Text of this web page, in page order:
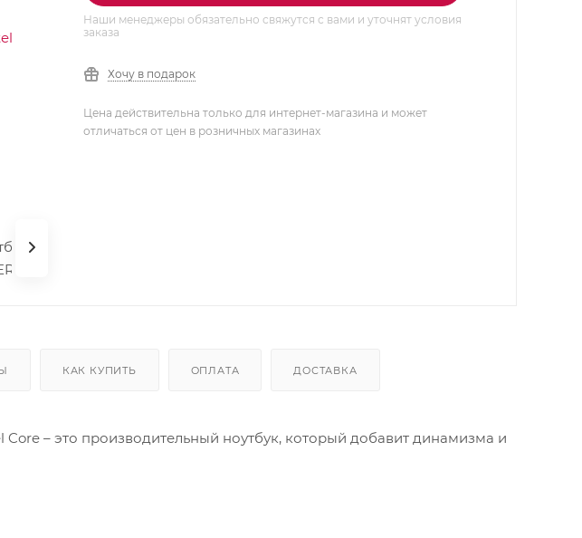
Наши менеджеры обязательно свяжутся с вами и уточнят условия
заказа
Хочу в подарок
Цена действительна только для интернет-магазина и может
отличаться от цен в розничных магазинах
КАК КУПИТЬ ОПЛАТА ДОСТАВКА
– это производительный ноутбук, который добавит динамизма и